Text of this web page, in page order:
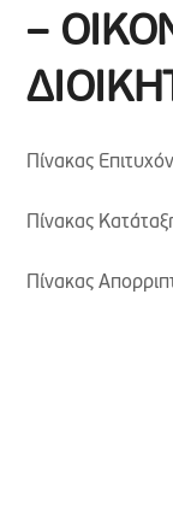
–
Πίνακας
Πίνακας
Πίνακας